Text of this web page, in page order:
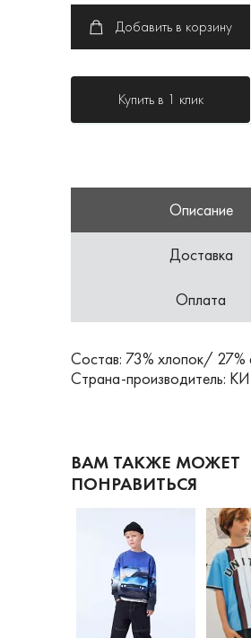
Добавить в корзину
Купить в 1 клик
Описание
Доставка
Оплата
Состав: 73% хлопок/ 27%
Страна-производитель:
ВАМ ТАКЖЕ МОЖЕТ
ПОНРАВИТЬСЯ